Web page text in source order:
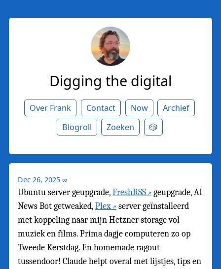
Digging the digital
Over Frank Contact Now
Archief
Blogroll
Zoeken 🎲
Dec 26, 2025 ∞
Ubuntu server geupgrade,FreshRSS
geupgrade, AI
News Bot getweaked,Plex
server geïnstalleerd
met koppeling naar mijn Hetzner storage vol
muziek en films. Prima dagje computeren zo op
Tweede Kerstdag. En homemade ragout
tussendoor! Claude helpt overal met lijstjes, tips en